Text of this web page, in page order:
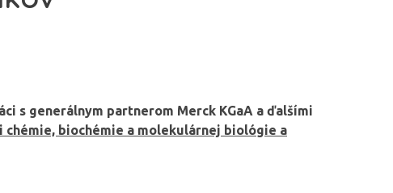
s generálnym partnerom Merck KGaA a ďalšími
biochémie a molekulárnej biológie a